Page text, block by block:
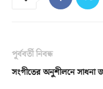
পূর্ববর্তী নিবন্ধ
সংগীতের অনুশীলনে সাধনা